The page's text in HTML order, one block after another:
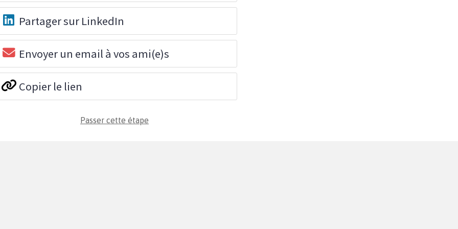
Partager sur LinkedIn
Envoyer un email à vos ami(e)s
Copier le lien
Passer cette étape